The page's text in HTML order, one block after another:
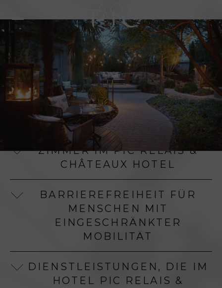
DE
AN- UND ABREISE IM HOTEL
PIC***** RELAIS & CHATEAUX
RESERVIERUNGEN IM HOTEL
PIC***** RELAIS & CHÂTEAUX
ZIMMER IM PIC RELAIS &
CHÂTEAUX HOTEL
BARRIEREFREIHEIT FÜR
MENSCHEN MIT
EINGESCHRÄNKTER
MOBILITÄT
DIENSTLEISTUNGEN, DIE IM
HOTEL PIC RELAIS &